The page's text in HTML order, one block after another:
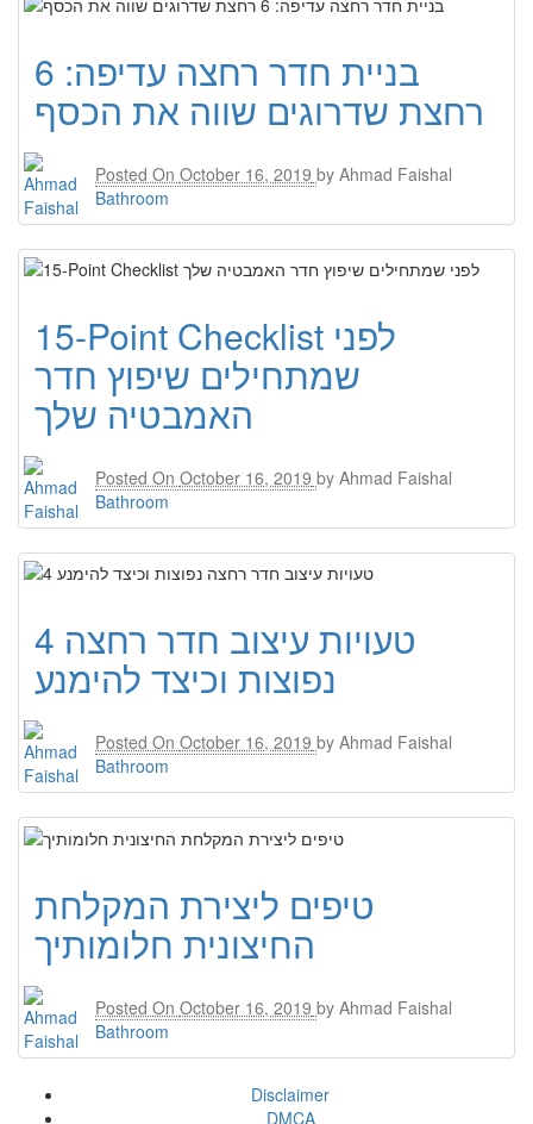
בניית חדר רחצה עדיפה: 6
רחצת שדרוגים שווה את הכסף
Posted On October 16, 2019 by Ahmad Faishal
Bathroom
15-Point Checklist לפני
שמתחילים שיפוץ חדר
האמבטיה שלך
Posted On October 16, 2019 by Ahmad Faishal
Bathroom
4 טעויות עיצוב חדר רחצה
נפוצות וכיצד להימנע
Posted On October 16, 2019 by Ahmad Faishal
Bathroom
טיפים ליצירת המקלחת
החיצונית חלומותיך
Posted On October 16, 2019 by Ahmad Faishal
Bathroom
Disclaimer
DMCA